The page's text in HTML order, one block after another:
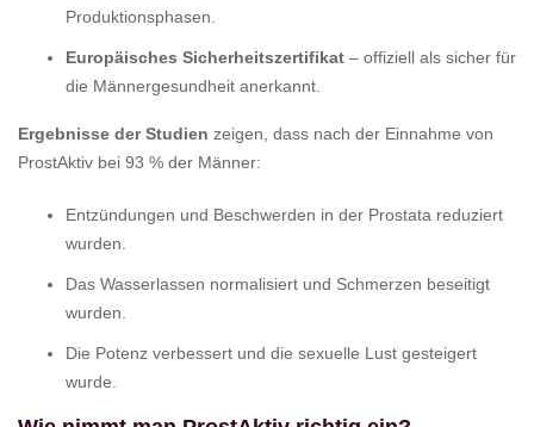
Produktionsphasen.
Europäisches Sicherheitszertifikat – offiziell als sicher für
die Männergesundheit anerkannt.
Ergebnisse der Studien zeigen, dass nach der Einnahme von
ProstAktiv bei 93 % der Männer:
Entzündungen und Beschwerden in der Prostata reduziert
wurden.
Das Wasserlassen normalisiert und Schmerzen beseitigt
wurden.
Die Potenz verbessert und die sexuelle Lust gesteigert
wurde.